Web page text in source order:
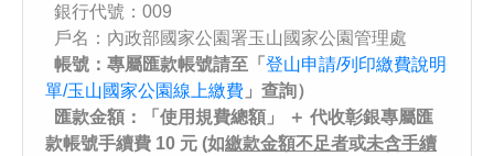
銀行代號：009
戶名：內政部國家公園署玉山國家公園管理處
帳號：專屬匯款帳號請至「 登山申請/列印繳費說明
單/玉山國家公園線上繳費 」查詢）
匯款金額：「使用規費總額」 ＋ 代收彰銀專屬匯
款帳號手續費 10 元 (如繳款金額不足者或未含手續